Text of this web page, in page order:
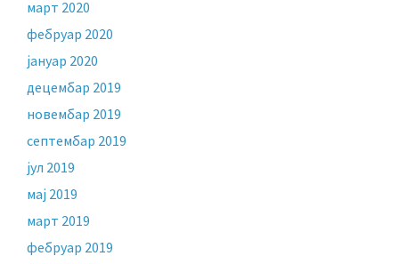
март 2020
фебруар 2020
јануар 2020
децембар 2019
новембар 2019
септембар 2019
јул 2019
мај 2019
март 2019
фебруар 2019